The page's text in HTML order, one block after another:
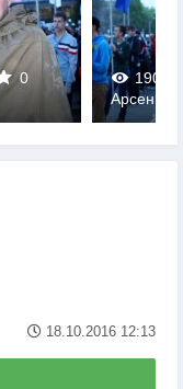
0
1903
0
Арсеньев
18.10.2016 12:13